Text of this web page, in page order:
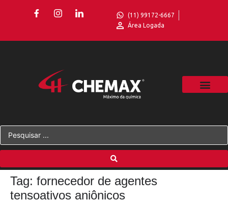
(11) 99172-6667
Área Logada
Tag: fornecedor de agentes
tensoativos aniônicos